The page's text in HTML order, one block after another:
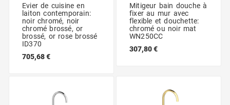
Evier de cuisine en
laiton contemporain:
noir chromé, noir
chromé brossé, or
brossé, or rose brossé
ID370
705,68 €
Mitigeur bain douche à
fixer au mur avec
flexible et douchette:
chromé ou noir mat
WN250CC
307,80 €